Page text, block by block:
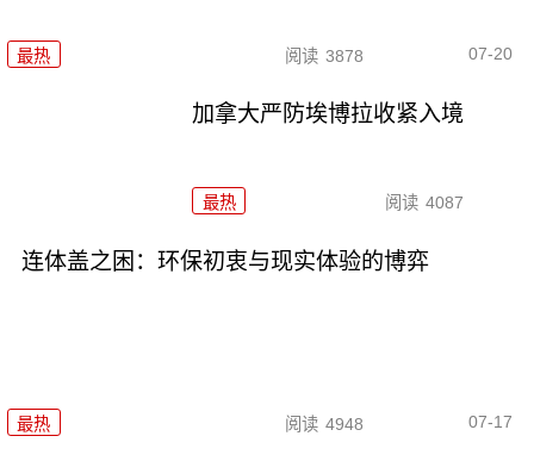
最热 阅读 3878 07-20
加拿大严防埃博拉收紧入境
最热 阅读 4087
连体盖之困：环保初衷与现实体验的博弈
最热 阅读 4948 07-17